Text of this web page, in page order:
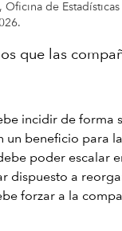
Oficina de
que las
incidir de forma
un beneficio para
poder escalar
dispuesto a
forzar a la